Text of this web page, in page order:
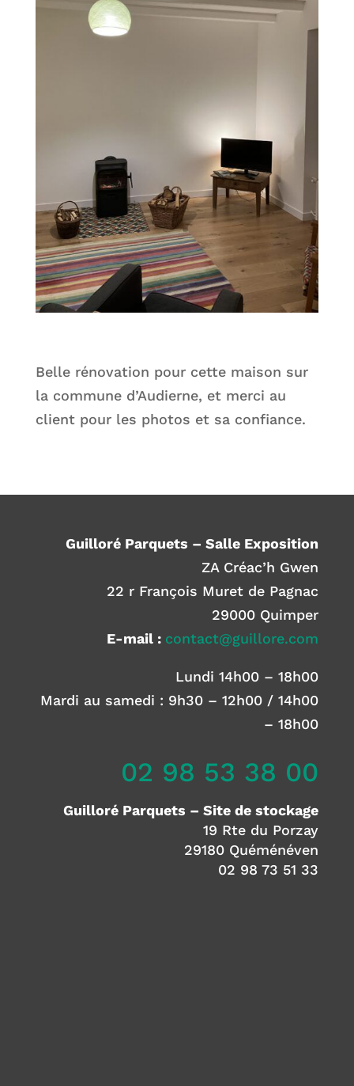
Belle rénovation pour cette maison sur
la commune d’Audierne, et merci au
client pour les photos et sa confiance.
Guilloré Parquets – Salle Exposition
ZA Créac’h Gwen
22 r François Muret de Pagnac
29000 Quimper
E-mail : contact@guillore.com
Lundi 14h00 – 18h00
Mardi au samedi : 9h30 – 12h00 / 14h00
– 18h00
02 98 53 38 00
Guilloré Parquets – Site de stockage
19 Rte du Porzay
29180 Quéménéven
02 98 73 51 33